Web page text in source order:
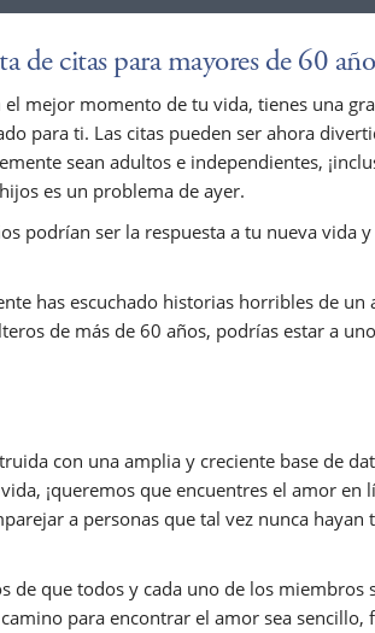
de citas para mayores de 60
mejor momento de tu vida, tienes una
para ti. Las citas pueden ser ahora
sean adultos e independientes,
es un problema de ayer.
podrían ser la respuesta a tu nueva vida
has escuchado historias horribles de
de más de 60 años, podrías estar a
con una amplia y creciente base de
¡queremos que encuentres el amor
a personas que tal vez nunca
de que todos y cada uno de los
para encontrar el amor sea